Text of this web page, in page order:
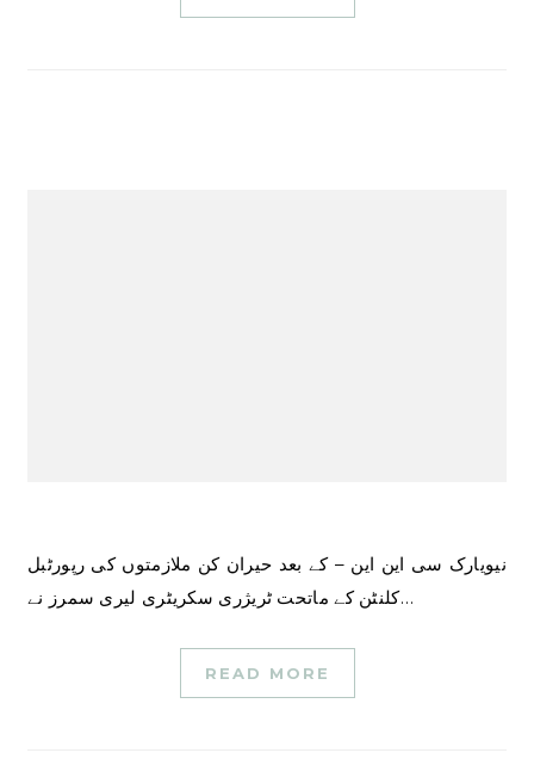
نیویارک سی این این – کے بعد حیران کن ملازمتوں کی رپورٹبل
کلنٹن کے ماتحت ٹریژری سکریٹری لیری سمرز نے…
READ MORE